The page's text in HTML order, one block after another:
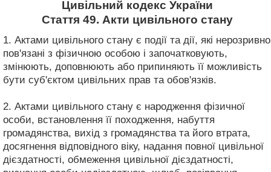
Цивільний кодекс України
Стаття 49. Акти цивільного стану
1. Актами цивільного стану є події та дії, які нерозривно
пов'язані з фізичною особою і започатковують,
змінюють, доповнюють або припиняють її можливість
бути суб'єктом цивільних прав та обов'язків.
2. Актами цивільного стану є народження фізичної
особи, встановлення її походження, набуття
громадянства, вихід з громадянства та його втрата,
досягнення відповідного віку, надання повної цивільної
дієздатності, обмеження цивільної дієздатності,